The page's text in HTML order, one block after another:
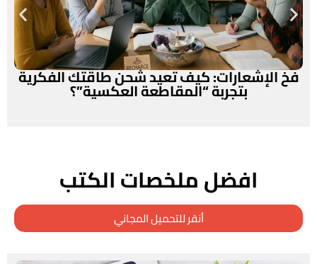
فخ الإشعارات: كيف تعيد شحن طاقتك الفكرية
بتجربة “المقاطعة العكسية”؟
افضل ملخصات الكتب
أنقر للتحميل المجاني